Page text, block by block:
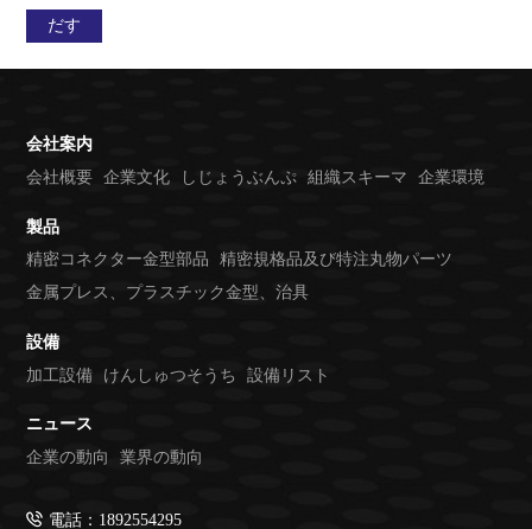
会社案内
会社概要 企業文化 しじょうぶんぷ 組織スキーマ 企業環境
製品
精密コネクター金型部品
精密規格品及び特注丸物パーツ
金属プレス、プラスチック金型、治具
設備
加工設備
けんしゅつそうち 設備リスト
ニュース
企業の動向
業界の動向
電話：1892554295